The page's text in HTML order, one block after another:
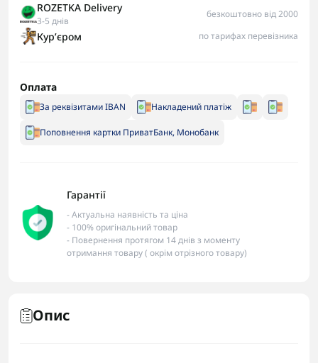
ROZETKA Delivery
3-5 днів
безкоштовно від 2000
Курʼєром по тарифах перевізника
Оплата
За реквізитами IBAN Накладений платіж
Поповнення картки ПриватБанк, Монобанк
Гарантії
- Актуальна наявність та ціна
- 100% оригінальний товар
- Повернення протягом 14 днів з моменту
отримання товару ( окрім отрізного товару)
Опис